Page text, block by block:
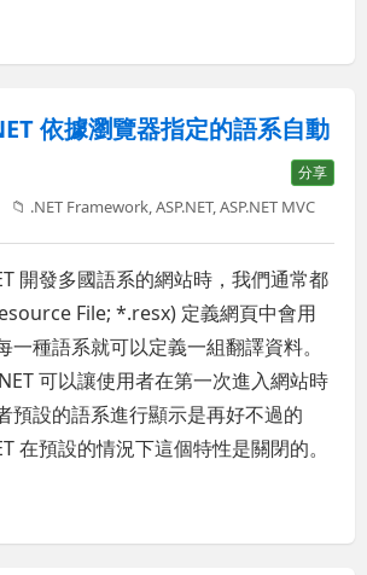
依據瀏覽器指定的語系自動
分享
📁 .NET Framework,ASP.NET,ASP.NET MVC
開發多國語系的網站時，我們通常都
File; *.resx) 定義網頁中會用
一種語系就可以定義一組翻譯資料。
可以讓使用者在第一次進入網站時
預設的語系進行顯示是再好不過的
在預設的情況下這個特性是關閉的。